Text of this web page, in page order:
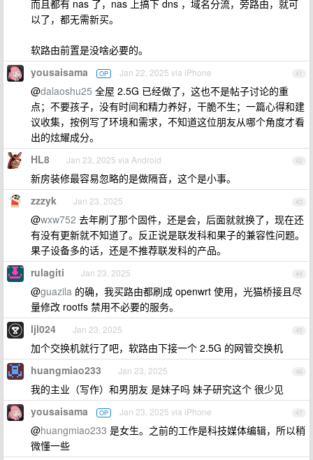
而且都有 nas 了，nas 上搞下 dns ，域名分流，旁路由，就可
以了，都无需新买。
软路由前置是没啥必要的。
41
yousaisama OP Jan 22, 2025 via iPhone
@dalaoshu25 全屋 2.5G 已经做了，这也不是帖子讨论的重
点；不要孩子，没有时间和精力养好，干脆不生；一篇心得和建
议收集，按例写了环境和需求，不知道这位朋友从哪个角度才看
出的炫耀成分。
42
HL8 Jan 23, 2025 via Android
新房装修最容易忽略的是做隔音，这个是小事。
43
zzzyk Jan 23, 2025
@wxw752 去年刷了那个固件，还是会，后面就就换了，现在还
有没有更新就不知道了。反正说是联发科和果子的兼容性问题。
果子设备多的话，还是不推荐联发科的产品。
44
rulagiti Jan 23, 2025
@guazila 的确，我买路由都刷成 openwrt 使用，光猫桥接且尽
量修改 rootfs 禁用不必要的服务。
45
ljl024 Jan 23, 2025
加个交换机就行了吧，软路由下接一个 2.5G 的网管交换机
46
huangmiao233 Jan 23, 2025
我的主业（写作）和男朋友 是妹子吗 妹子研究这个 很少见
47
yousaisama OP Jan 23, 2025 via iPhone
@huangmiao233 是女生。之前的工作是科技媒体编辑，所以稍
微懂一些